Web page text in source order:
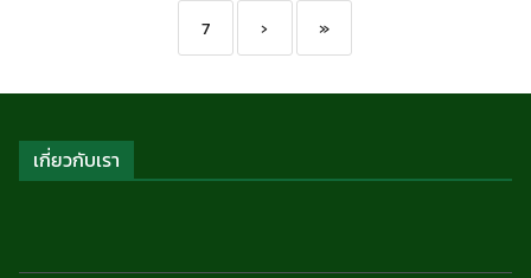
7 › »
เกี่ยวกับเรา